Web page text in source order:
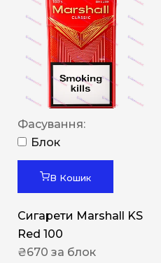
Фасування:
Блок
В Кошик
Сигарети Marshall KS
Red 100
₴670 за блок